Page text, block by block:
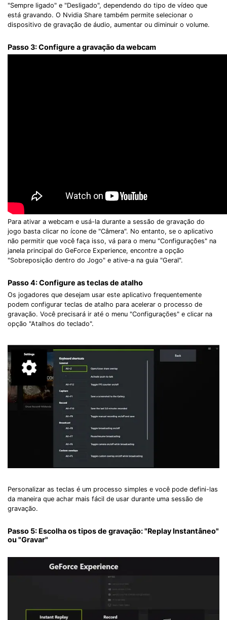
"Sempre ligado" e "Desligado", dependendo do tipo de vídeo que
está gravando. O Nvidia Share também permite selecionar o
dispositivo de gravação de áudio, aumentar ou diminuir o volume.
Passo 3: Configure a gravação da webcam
Para ativar a webcam e usá-la durante a sessão de gravação do
jogo basta clicar no ícone de "Câmera". No entanto, se o aplicativo
não permitir que você faça isso, vá para o menu "Configurações" na
janela principal do GeForce Experience, encontre a opção
"Sobreposição dentro do Jogo" e ative-a na guia "Geral".
Passo 4: Configure as teclas de atalho
Os jogadores que desejam usar este aplicativo frequentemente
podem configurar teclas de atalho para acelerar o processo de
gravação. Você precisará ir até o menu "Configurações" e clicar na
opção "Atalhos do teclado".
Personalizar as teclas é um processo simples e você pode defini-las
da maneira que achar mais fácil de usar durante uma sessão de
gravação.
Passo 5: Escolha os tipos de gravação: "Replay Instantâneo"
ou "Gravar"